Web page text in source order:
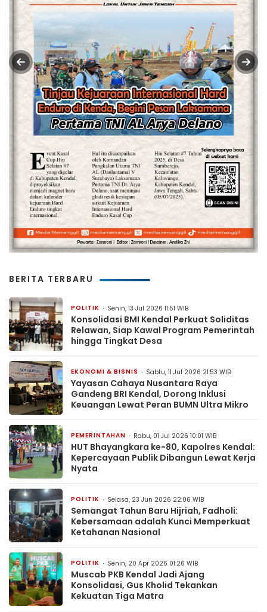
BERITA TERBARU
POLITIK Senin, 13 Jul 2026 11:51 WIB
Konsolidasi BMI Kendal Perkuat Soliditas
Relawan, Siap Kawal Program Pemerintah
hingga Tingkat Desa
EKONOMI & BISNIS Sabtu, 11 Jul 2026 21:53 WIB
Yayasan Cahaya Nusantara Raya
Gandeng BRI Kendal, Dorong Inklusi
Keuangan Lewat Peran BUMN Ultra Mikro
PEMERINTAHAN Rabu, 01 Jul 2026 10:01 WIB
HUT Bhayangkara ke-80, Kapolres Kendal:
Kepercayaan Publik Dibangun Lewat Kerja
Nyata
POLITIK Selasa, 23 Jun 2026 22:06 WIB
Semangat Tahun Baru Hijriah, Fadholi:
Kebersamaan adalah Kunci Memperkuat
Ketahanan Nasional
POLITIK Senin, 20 Apr 2026 01:26 WIB
Muscab PKB Kendal Jadi Ajang
Konsolidasi, Gus Kholid Tekankan
Kekuatan Tiga Matra